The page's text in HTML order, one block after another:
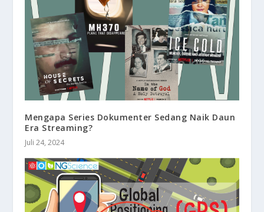
Mengapa Series Dokumenter Sedang Naik Daun
Era Streaming?
Juli 24, 2024